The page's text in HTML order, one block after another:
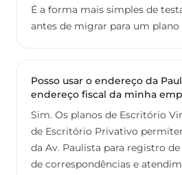
É a forma mais simples de
antes de migrar para um plano
Posso usar o endereço da
endereço fiscal da minha
Sim. Os planos de Escritório
de Escritório Privativo
da Av. Paulista para registro
de correspondências e